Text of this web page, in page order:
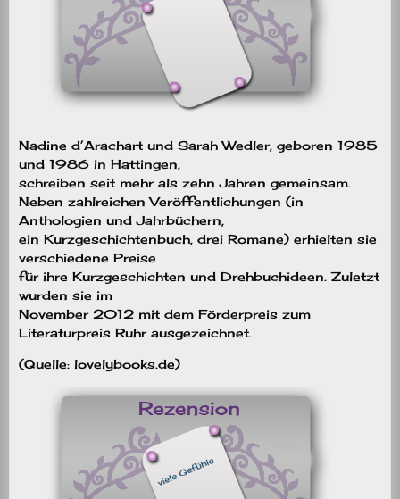
Nadine d’Arachart und Sarah Wedler, geboren 1985
und 1986 in Hattingen,
schreiben seit mehr als zehn Jahren gemeinsam.
Neben zahlreichen Veröffentlichungen (in
Anthologien und Jahrbüchern,
ein Kurzgeschichtenbuch, drei Romane) erhielten sie
verschiedene Preise
für ihre Kurzgeschichten und Drehbuchideen. Zuletzt
wurden sie im
November 2012 mit dem Förderpreis zum
Literaturpreis Ruhr ausgezeichnet.
(Quelle: lovelybooks.de)